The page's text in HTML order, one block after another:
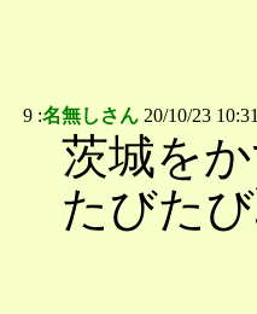
9 :名無しさん 20/10/23
茨城を
たびた